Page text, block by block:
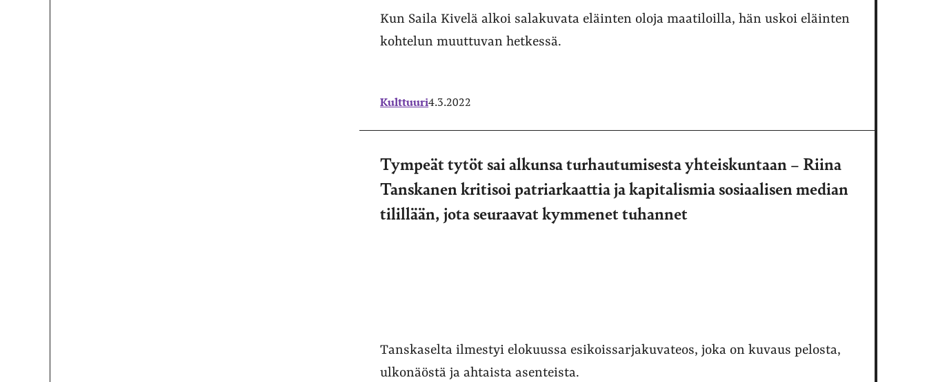
Kun Saila Kivelä alkoi salakuvata eläinten oloja maatiloilla, hän uskoi eläinten
kohtelun muuttuvan hetkessä.
Kulttuuri4.3.2022
Tympeät tytöt sai alkunsa turhautumisesta yhteiskuntaan – Riina
Tanskanen kritisoi patriarkaattia ja kapitalismia sosiaalisen median
tilillään, jota seuraavat kymmenet tuhannet
Tanskaselta ilmestyi elokuussa esikoissarjakuvateos, joka on kuvaus pelosta,
ulkonäöstä ja ahtaista asenteista.